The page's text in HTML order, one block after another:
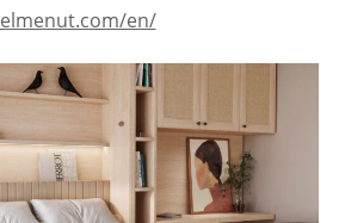
elmenut.com/en/